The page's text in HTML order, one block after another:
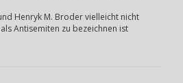
Henryk M. Broder vielleicht nicht
Antisemiten zu bezeichnen ist